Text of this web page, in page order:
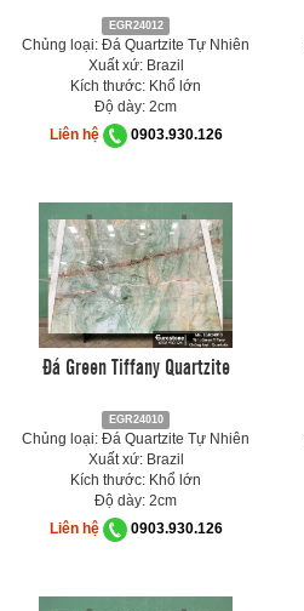
EGR24012
Chủng loại: Đá Quartzite Tự Nhiên
Xuất xứ: Brazil
Kích thước: Khổ lớn
Độ dày: 2cm
Liên hệ
0903.930.126
Đá Green Tiffany Quartzite
EGR24010
Chủng loại: Đá Quartzite Tự Nhiên
Xuất xứ: Brazil
Kích thước: Khổ lớn
Độ dày: 2cm
Liên hệ
0903.930.126